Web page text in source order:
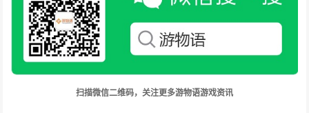
扫描微信二维码，关注更多游物语游戏资讯